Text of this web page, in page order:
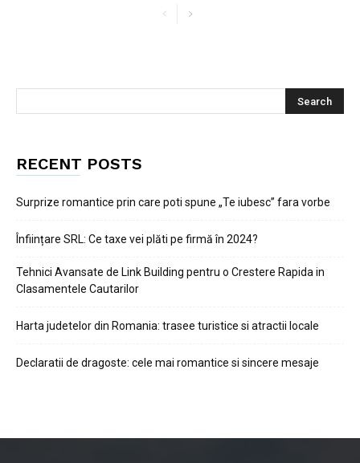
RECENT POSTS
Surprize romantice prin care poti spune „Te iubesc” fara vorbe
Înființare SRL: Ce taxe vei plăti pe firmă în 2024?
Tehnici Avansate de Link Building pentru o Crestere Rapida in
Clasamentele Cautarilor
Harta judetelor din Romania: trasee turistice si atractii locale
Declaratii de dragoste: cele mai romantice si sincere mesaje